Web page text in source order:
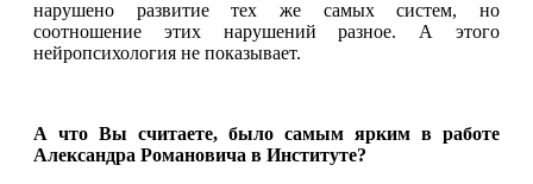
нарушено развитие тех же самых систем, но
соотношение этих нарушений разное. А этого
нейропсихология не показывает.
А что Вы считаете, было самым ярким в работе
Александра Романовича в Институте?